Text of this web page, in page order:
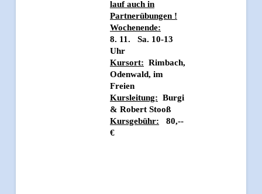
lauf auch in
Partnerübungen !
Wochenende:
8. 11. Sa. 10-13
Uhr
Kursort: Rimbach,
Odenwald, im
Freien
Kursleitung: Burgi
& Robert Stooß
Kursgebühr: 80,--
€